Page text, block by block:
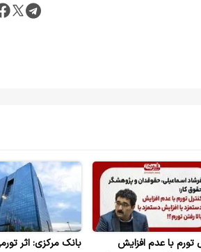
تورم با عدم افزایش
بانک مرکزی: اثر